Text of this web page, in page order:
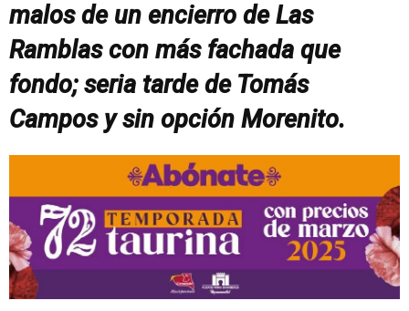
malos de un encierro de Las
Ramblas con más fachada que
fondo; seria tarde de Tomás
Campos y sin opción Morenito.